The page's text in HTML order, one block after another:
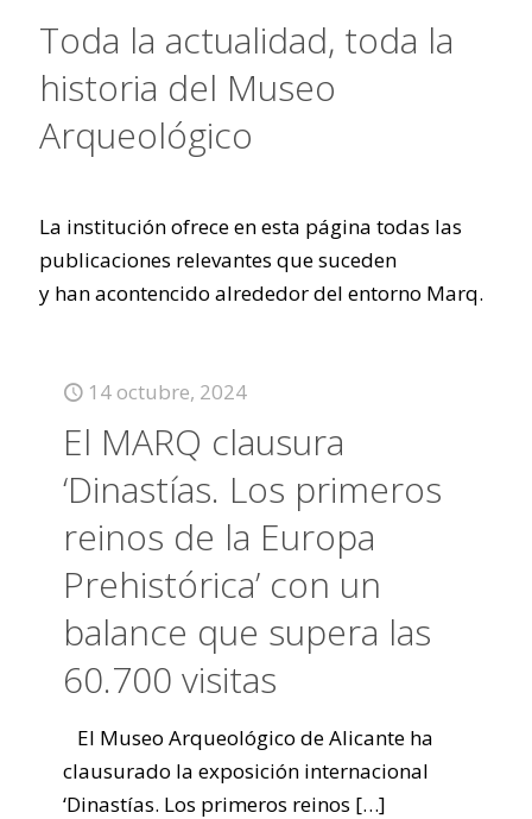
Toda la actualidad, toda la
historia del Museo
Arqueológico
La institución ofrece en esta página todas las
publicaciones relevantes que suceden
y han acontencido alrededor del entorno Marq.
14 octubre, 2024
El MARQ clausura
‘Dinastías. Los primeros
reinos de la Europa
Prehistórica’ con un
balance que supera las
60.700 visitas
El Museo Arqueológico de Alicante ha
clausurado la exposición internacional
‘Dinastías. Los primeros reinos […]